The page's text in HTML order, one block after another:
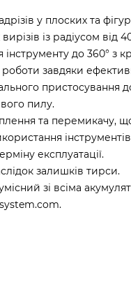
у плоских та
із радіусом від
до 360° з
завдяки
пристосування
пилу.
та перемикачу,
експлуатації.
залишків тирси.
зі всіма